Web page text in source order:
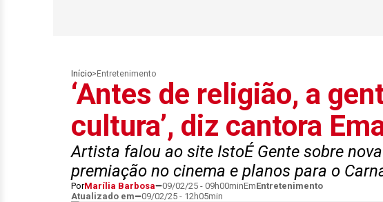
Início> Entretenimento
‘Antes de religião, a
cultura’, diz cantora
Artista falou ao site IstoÉ Gente sobre
premiação no cinema e planos para o
PorMarília Barbosa 09/02/25 - 09h00minEmEntretenimento
Atualizado em
09/02/25 - 12h05min